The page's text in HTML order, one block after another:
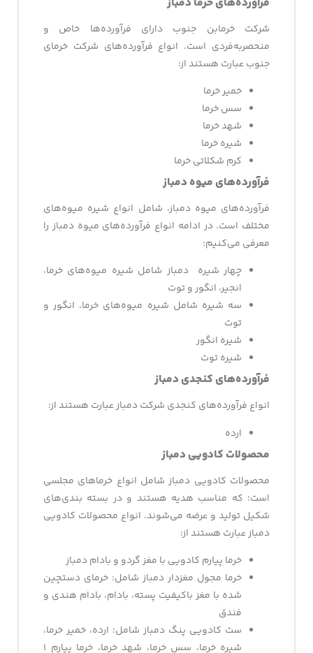
شرکت خرمابن جنوب دارای فرآورده‌ها خاص و
منحصربه‌فردی است. انواع فرآورده‌های شرکت خرمای
جنوب عبارت هستند از:
خمیر خرما
سس خرما
شهد خرما
شیره خرما
کرم شکلاتی خرما
فرآورده‌های میوه دمباز
فرآورده‌های میوه دمباز، شامل انواع شیره‌ میوه‌های
مختلف است. در ادامه انواع فرآورده‌های میوه دمباز را
معرفی می‌کنیم:
چهار شیره دمباز شامل شیره میوه‌های خرما،
انجیر، انگور و توت
سه شیره شامل شیره میوه‌های خرما، انگور و
توت
شیره انگور
شیره توت
فرآورده‌های کنجدی دمباز
انواع فرآورده‌های کنجدی شرکت دمباز عبارت هستند از:
ارده
محصولات کادویی دمباز
محصولات کادویی دمباز شامل انواع خرماهای مجلسی
است؛ که مناسب هدیه هستند و در بسته بندی‌های
شکیل تولید و عرضه می‌شوند. انواع محصولات کادویی
دمباز عبارت هستند از:
خرما پیارم کادویی با مغز گردو و بادام دمباز
خرما مجول مغزدار دمباز شامل: خرمای دستچین
شده با مغز باکیفیت پسته، بادام، بادام هندی و
فندق
ست کادویی پنگ دمباز شامل: ارده، خمیر خرما،
شیره خرما، سس خرما، شهد خرما، خرما پیارم ۱